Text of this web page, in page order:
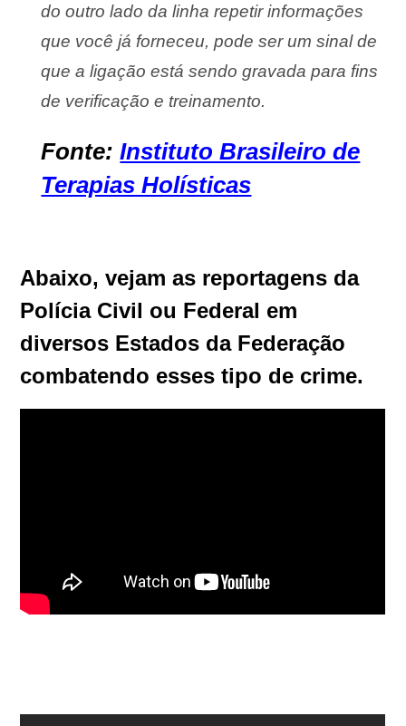
do outro lado da linha repetir informações
que você já forneceu, pode ser um sinal de
que a ligação está sendo gravada para fins
de verificação e treinamento.
Fonte:Instituto Brasileiro de
Terapias Holísticas
Abaixo, vejam as reportagens da
Polícia Civil ou Federal em
diversos Estados da Federação
combatendo esses tipo de crime.